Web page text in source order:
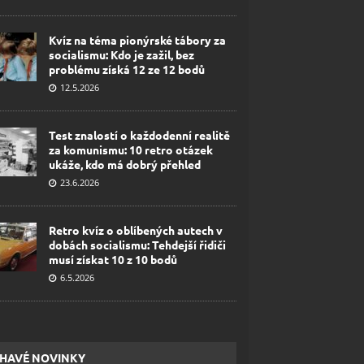
Kvíz na téma pionýrské tábory za
socialismu: Kdo je zažil, bez
problému získá 12 ze 12 bodů
12.5.2026
Test znalostí o každodenní realitě
za komunismu: 10 retro otázek
ukáže, kdo má dobrý přehled
23.6.2026
Retro kvíz o oblíbených autech v
dobách socialismu: Tehdejší řidiči
musí získat 10 z 10 bodů
6.5.2026
NOVINKY